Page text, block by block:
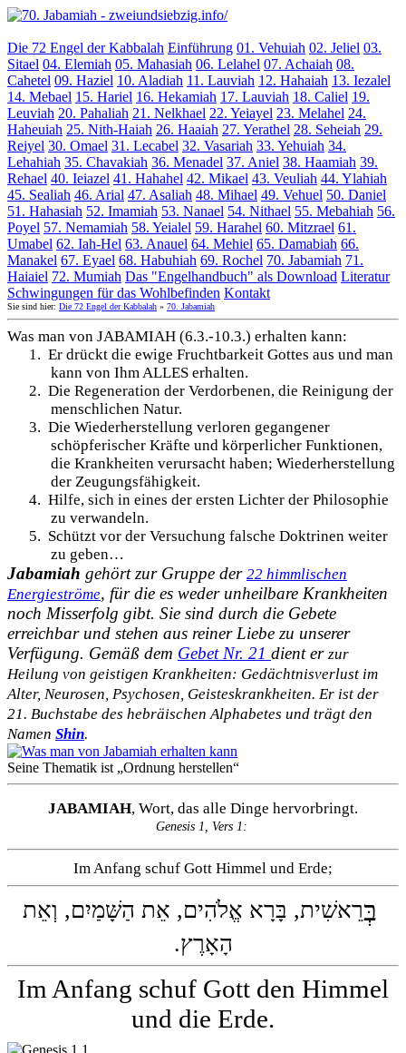
Die 72 Engel der Kabbalah Einführung 01. Vehuiah 02. Jeliel 03.
Sitael 04. Elemiah 05. Mahasiah 06. Lelahel 07. Achaiah 08.
Cahetel 09. Haziel 10. Aladiah 11. Lauviah 12. Hahaiah 13. Iezalel
14. Mebael 15. Hariel 16. Hekamiah 17. Lauviah 18. Caliel 19.
Leuviah 20. Pahaliah 21. Nelkhael 22. Yeiayel 23. Melahel 24.
Haheuiah 25. Nith-Haiah 26. Haaiah 27. Yerathel 28. Seheiah 29.
Reiyel 30. Omael 31. Lecabel 32. Vasariah 33. Yehuiah 34.
Lehahiah 35. Chavakiah 36. Menadel 37. Aniel 38. Haamiah 39.
Rehael 40. Ieiazel 41. Hahahel 42. Mikael 43. Veuliah 44. Ylahiah
45. Sealiah 46. Arial 47. Asaliah 48. Mihael 49. Vehuel 50. Daniel
51. Hahasiah 52. Imamiah 53. Nanael 54. Nithael 55. Mebahiah 56.
Poyel 57. Nemamiah 58. Yeialel 59. Harahel 60. Mitzrael 61.
Umabel 62. Iah-Hel 63. Anauel 64. Mehiel 65. Damabiah 66.
Manakel 67. Eyael 68. Habuhiah 69. Rochel 70. Jabamiah 71.
Haiaiel 72. Mumiah Das "Engelhandbuch" als Download Literatur
Schwingungen für das Wohlbefinden Kontakt
Sie sind hier: Die 72 Engel der Kabbalah » 70. Jabamiah
Was man von JABAMIAH (6.3.-10.3.) erhalten kann:
1. Er drückt die ewige Fruchtbarkeit Gottes aus und man
kann von Ihm ALLES erhalten.
2. Die Regeneration der Verdorbenen, die Reinigung der
menschlichen Natur.
3. Die Wiederherstellung verloren gegangener
schöpferischer Kräfte und körperlicher Funktionen,
die Krankheiten verursacht haben; Wiederherstellung
der Zeugungsfähigkeit.
4. Hilfe, sich in eines der ersten Lichter der Philosophie
zu verwandeln.
5. Schützt vor der Versuchung falsche Doktrinen weiter
zu geben…
Jabamiah gehört zur Gruppe der 22 himmlischen
Energieströme, für die es weder unheilbare Krankheiten
noch Misserfolg gibt. Sie sind durch die Gebete
erreichbar und stehen aus reiner Liebe zu unserer
Verfügung. Gemäß dem Gebet Nr. 21 dient er zur
Heilung von geistigen Krankheiten: Gedächtnisverlust im
Alter, Neurosen, Psychosen, Geisteskrankheiten. Er ist der
21. Buchstabe des hebräischen Alphabetes und trägt den
Namen Shin.
Seine Thematik ist „Ordnung herstellen“
JABAMIAH, Wort, das alle Dinge hervorbringt.
Genesis 1, Vers 1:
Im Anfang schuf Gott Himmel und Erde;
בְּרֵאשִׁית, בָּרָא אֱלֹהִים, אֵת הַשָּׁמַיִם, וְאֵת
הָאָרֶץ.
Im Anfang schuf Gott den Himmel
und die Erde.